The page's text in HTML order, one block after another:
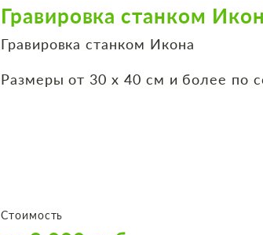
Гравировка станком
Гравировка станком Икона
Размеры от 30 х 40 см и более по
Стоимость